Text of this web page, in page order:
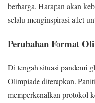
berharga. Harapan akan
selalu menginspirasi atlet
Perubahan Format
Di tengah situasi pandemi
Olimpiade diterapkan.
memperkenalkan protokol